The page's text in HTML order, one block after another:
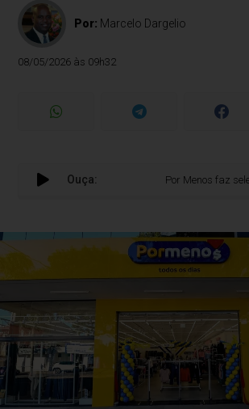
Por: Marcelo Dargelio
08/05/2026 às 09h32
Ouça: Por Menos faz